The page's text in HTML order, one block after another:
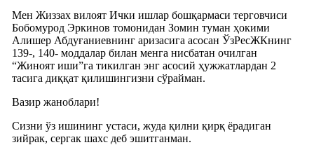
Мен Жиззах вилоят Ички ишлар бошқармаси терговчиси
Бобомурод Эркинов томонидан Зомин туман ҳокими
Алишер Абдуғаниевнинг аризасига асосан ЎзРесЖКнинг
139-, 140- моддалар билан менга нисбатан очилган
“Жиноят иши”га тикилган энг асосий ҳужжатлардан 2
тасига диққат қилишингизни сўрайман.
Вазир жаноблари!
Сизни ўз ишининг устаси, жуда қилни қирқ ёрадиган
зийрак, сергак шахс деб эшитганман.